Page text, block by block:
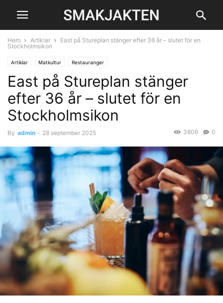
Hem Artiklar
East på Stureplan stänger efter 36 år – slutet för en
Stockholmsikon
Artiklar Matkultur Restauranger
East på Stureplan stänger
efter 36 år – slutet för en
Stockholmsikon
By admin - 28 september 2025 0
3806